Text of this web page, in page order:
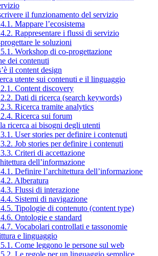
il funzionamento del servizio
Mappare l’ecosistema
Rappresentare i flussi di servizio
le soluzioni
Workshop di co-progettazione
dei contenuti
il content design
utente sui contenuti e il linguaggio
Content discovery
Dati di ricerca (search keywords)
Ricerca tramite analytics
Ricerca sui forum
ricerca ai bisogni degli utenti
User stories per definire i contenuti
Job stories per definire i contenuti
Criteri di accettazione
dell’informazione
Definire l’architettura dell’informazione
Alberatura
Flussi di interazione
Sistemi di navigazione
Tipologie di contenuto (content type)
Ontologie e standard
Vocabolari controllati e tassonomie
e linguaggio
Come leggono le persone sul web
Le regole per un linguaggio semplice